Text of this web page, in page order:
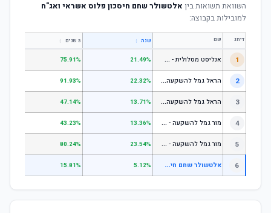
השוואת תשואות בין אלטשולר שחם חיסכון פלוס אשראי ואג"ח
למובילות בקבוצה:
דירוג שם שנה ↕ 3 שנים ↕
1 א
נליסט מסלולית - קופת גמל להשקעה מניות 21.49%
75.91%
2 ה
ראל גמל להשקעה מניות 22.32%
91.93%
3 ה
ראל גמל להשקעה כללי 13.71%
47.14%
4 מ
ור גמל להשקעה - כללי 13.36%
43.23%
5 מ
ור גמל להשקעה - מניות 23.54%
80.24%
6 א
לטשולר שחם חיסכון פלוס אשראי ואג"ח 5.12%
15.81%